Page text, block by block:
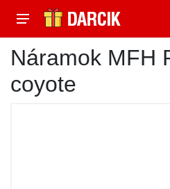
Náramok MFH
coyote